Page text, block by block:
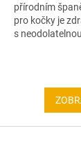
přírodním
pro kočky je
s